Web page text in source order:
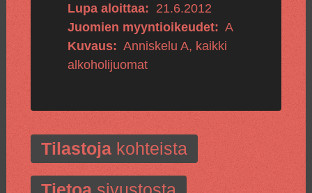
Lupa aloittaa: 21.6.2012
Juomien myyntioikeudet: A
Kuvaus: Anniskelu A, kaikki
alkoholijuomat
Tilastojakohteista